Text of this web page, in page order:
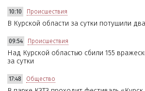
10:10 Происшествия
В Курской области за сутки потушили
09:54 Происшествия
Над Курской областью сбили 155
за сутки
17:48 Общество